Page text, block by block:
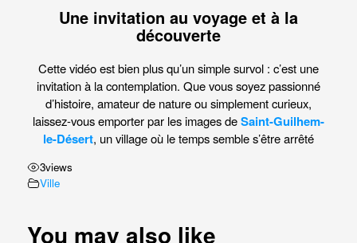
Une invitation au voyage et à la
découverte
Cette vidéo est bien plus qu’un simple survol : c’est une
invitation à la contemplation. Que vous soyez passionné
d’histoire, amateur de nature ou simplement curieux,
laissez-vous emporter par les images deSaint-Guilhem-
le-Désert, un village où le temps semble s’être arrêté
3views
Ville
You may also like